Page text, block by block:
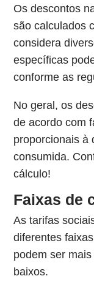
Os descontos
são calculados
considera
específicas
conforme as
No geral, os
de acordo com
proporcionais
consumida.
cálculo!
Faixas de
As tarifas
diferentes
podem ser
baixos.